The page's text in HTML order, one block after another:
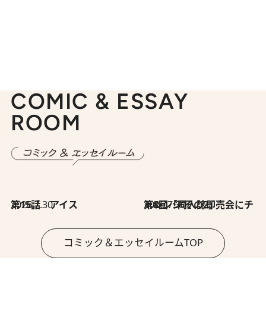
COMIC & ESSAY
ROOM
2026.7.30
第15話 アイス 2026.7.30
第8回「同人誌即売会にチャレンジ その2」
コミック＆エッセイルームTOP